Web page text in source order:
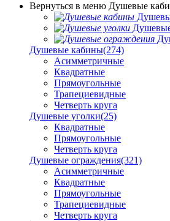
Вернуться в меню Душевые
Душевые кабины(274)
Асимметричные
Квадратные
Прямоугольные
Трапециевидные
Четверть круга
Душевые уголки(25)
Квадратные
Прямоугольные
Четверть круга
Душевые ограждения(321)
Асимметричные
Квадратные
Прямоугольные
Трапециевидные
Четверть круга